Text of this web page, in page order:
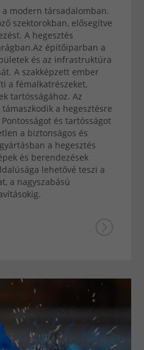
modern társadalomban.
szektorokban, elősegítve
A hegesztés
építőiparban a
és az infrastruktúra
A szakképzett ember
a fémalkatrészeket,
tartósságához. Az
a hegesztésre
és tartósságot
a biztonságos és
a hegesztés
és berendezések
lehetővé teszi a
a nagyszabású